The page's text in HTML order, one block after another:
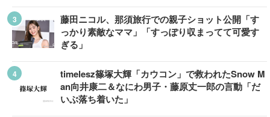
藤田ニコル、那須旅行での親子ショット公開「す
っかり素敵なママ」「すっぽり収まってて可愛す
ぎる」
timelesz篠塚大輝「カウコン」で救われたSnow M
an向井康二＆なにわ男子・藤原丈一郎の言動「だ
いぶ落ち着いた」